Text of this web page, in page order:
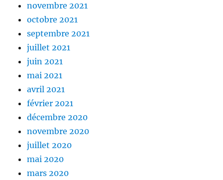
novembre 2021
octobre 2021
septembre 2021
juillet 2021
juin 2021
mai 2021
avril 2021
février 2021
décembre 2020
novembre 2020
juillet 2020
mai 2020
mars 2020